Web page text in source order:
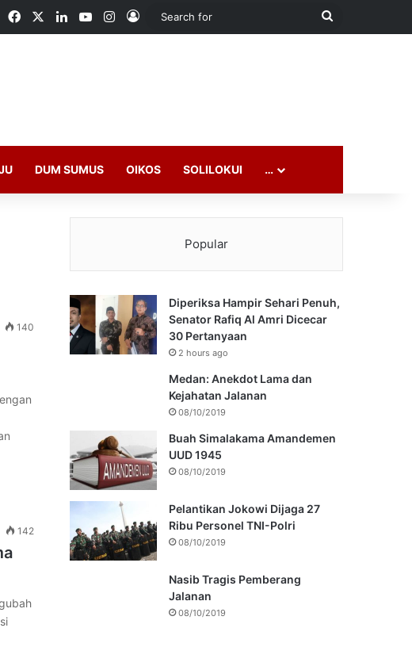
FacebookLinkedInYouTubeInstagram
Log In
Search
DUM SUMUS OIKOS SOLILOKUI …
140
142
Popular
Diperiksa Hampir Sehari Penuh,
Senator Rafiq Al Amri Dicecar
30 Pertanyaan
2 hours ago
Medan: Anekdot Lama dan
Kejahatan Jalanan
08/10/2019
Buah Simalakama Amandemen
UUD 1945
08/10/2019
Pelantikan Jokowi Dijaga 27
Ribu Personel TNI-Polri
08/10/2019
Nasib Tragis Pemberang
Jalanan
08/10/2019